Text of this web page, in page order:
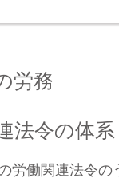
労務
法令の体系
労働関連法令